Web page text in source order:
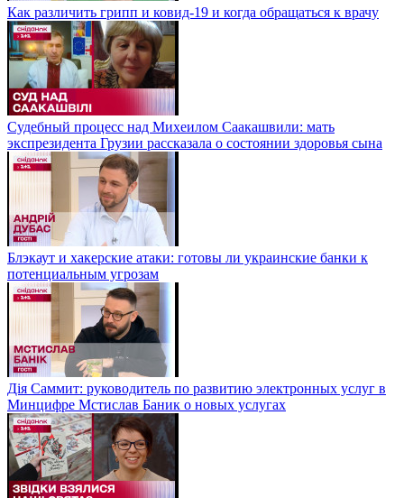
Как различить грипп и ковид-19 и когда обращаться к врачу
Судебный процесс над Михеилом Саакашвили: мать
экспрезидента Грузии рассказала о состоянии здоровья сына
Блэкаут и хакерские атаки: готовы ли украинские банки к
потенциальным угрозам
Дія Саммит: руководитель по развитию электронных услуг в
Минцифре Мстислав Баник о новых услугах